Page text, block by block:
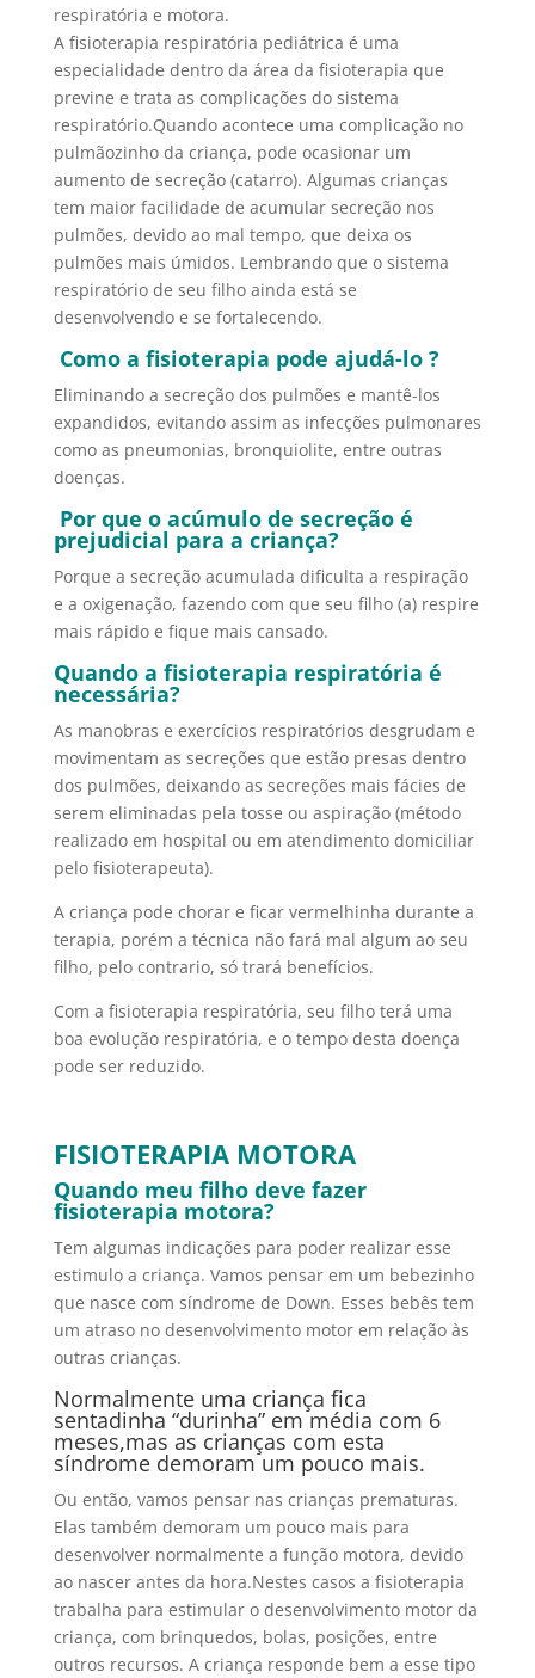
respiratória e motora.
A fisioterapia respiratória pediátrica é uma
especialidade dentro da área da fisioterapia que
previne e trata as complicações do sistema
respiratório.Quando acontece uma complicação no
pulmãozinho da criança, pode ocasionar um
aumento de secreção (catarro). Algumas crianças
tem maior facilidade de acumular secreção nos
pulmões, devido ao mal tempo, que deixa os
pulmões mais úmidos. Lembrando que o sistema
respiratório de seu filho ainda está se
desenvolvendo e se fortalecendo.
Como a fisioterapia pode ajudá-lo ?
Eliminando a secreção dos pulmões e mantê-los
expandidos, evitando assim as infecções pulmonares
como as pneumonias, bronquiolite, entre outras
doenças.
Por que o acúmulo de secreção é
prejudicial para a criança?
Porque a secreção acumulada dificulta a respiração
e a oxigenação, fazendo com que seu filho (a) respire
mais rápido e fique mais cansado.
Quando a fisioterapia respiratória é
necessária?
As manobras e exercícios respiratórios desgrudam e
movimentam as secreções que estão presas dentro
dos pulmões, deixando as secreções mais fácies de
serem eliminadas pela tosse ou aspiração (método
realizado em hospital ou em atendimento domiciliar
pelo fisioterapeuta).
A criança pode chorar e ficar vermelhinha durante a
terapia, porém a técnica não fará mal algum ao seu
filho, pelo contrario, só trará benefícios.
Com a fisioterapia respiratória, seu filho terá uma
boa evolução respiratória, e o tempo desta doença
pode ser reduzido.
FISIOTERAPIA MOTORA
Quando meu filho deve fazer
fisioterapia motora?
Tem algumas indicações para poder realizar esse
estimulo a criança. Vamos pensar em um bebezinho
que nasce com síndrome de Down. Esses bebês tem
um atraso no desenvolvimento motor em relação às
outras crianças.
Normalmente uma criança fica
sentadinha “durinha” em média com 6
meses,mas as crianças com esta
síndrome demoram um pouco mais.
Ou então, vamos pensar nas crianças prematuras.
Elas também demoram um pouco mais para
desenvolver normalmente a função motora, devido
ao nascer antes da hora.Nestes casos a fisioterapia
trabalha para estimular o desenvolvimento motor da
criança, com brinquedos, bolas, posições, entre
outros recursos. A criança responde bem a esse tipo